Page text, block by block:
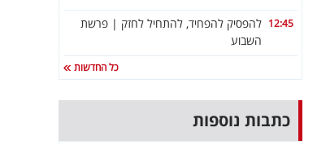
12:45 להפסיק להפחיד, להתחיל לחזק | פרשת
השבוע
כל החדשות
כתבות נוספות